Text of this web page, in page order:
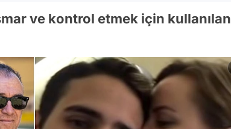
ve kontrol etmek için kullanılan